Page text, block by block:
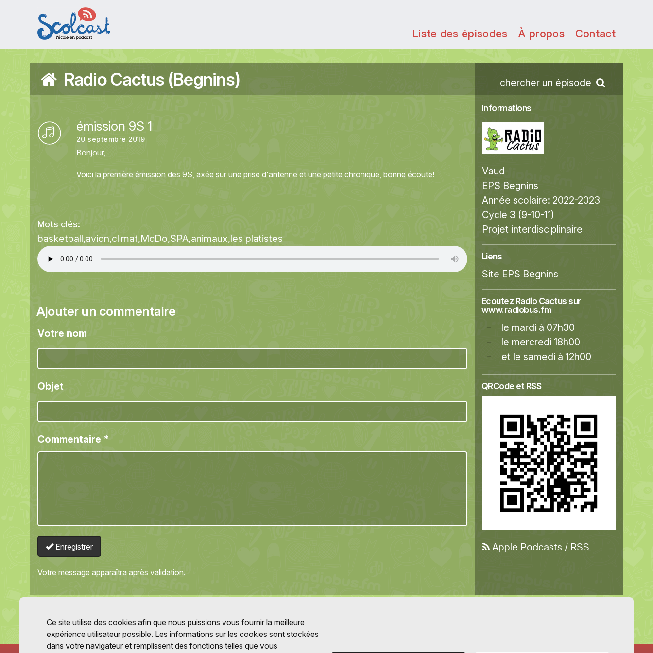
Aller au contenu principal
Liste des épisodes À propos Contact
Radio Cactus (Begnins) chercher un épisode
émission 9S 1
20 septembre 2019
Bonjour,
Voici la première émission des 9S, axée sur une prise d'antenne et une petite chronique, bonne écoute!
Mots clés:
basketball avion climat McDo SPA animaux les platistes
Ajouter un commentaire
Votre nom
Objet
Commentaire *
Enregistrer
Votre message apparaîtra après validation.
Informations
Vaud
EPS Begnins
Année scolaire: 2022-2023
Cycle 3 (9-10-11)
Projet interdisciplinaire
Liens
Site EPS Begnins
Ecoutez Radio Cactus sur
www.radiobus.fm
le mardi à 07h30
le mercredi 18h00
et le samedi à 12h00
QRCode et RSS
Apple Podcasts / RSS
Ce site utilise des cookies afin que nous puissions vous fournir la meilleure
expérience utilisateur possible. Les informations sur les cookies sont stockées
dans votre navigateur et remplissent des fonctions telles que vous